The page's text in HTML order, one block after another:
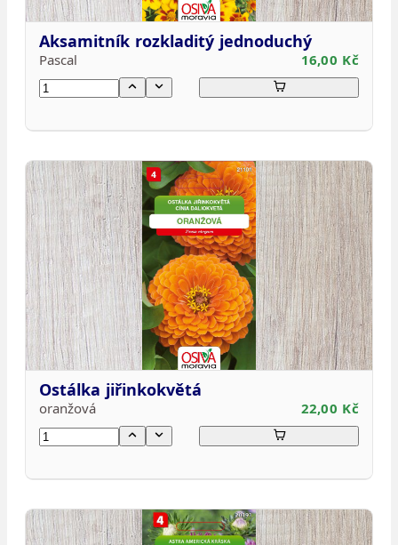
Aksamitník rozkladitý jednoduchý
Pascal 16,00 Kč
Ostálka jiřinkokvětá
oranžová 22,00 Kč